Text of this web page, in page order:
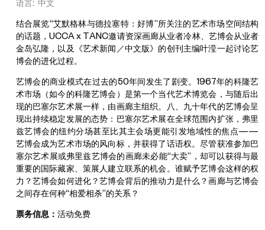
语言: 中文
结合展览“艾默格林与德拉塞特：好博”所关注的艺术市场空间结构
的话题，UCCA x TANC邀请资深画廊从业者冷林、艺博会从业者
金岛弘隆，以及《艺术新闻／中文版》的创刊主编叶滢一起讨论艺
博会的进化过程。
艺博会的商业模式在过去的50年间发生了剧变。1967年的科隆艺
术市场（如今的科隆艺博会）是第一个当代艺术博览会，与随后出
现的巴塞尔艺术展一样，由画廊主组织。八、九十年代的艺博会呈
现出持续稳定发展的态势：巴塞尔艺术展在全球范围内扩张，弗里
兹艺博会的纽约分场甚至比其主会场更能引发地域性的焦点——
艺博会成为艺术市场的风向标，并获得了话语权。尽管获准参加巴
塞尔艺术展或弗里兹艺博会的画廊未必能“大卖”，却可以获得与最
重要的国际藏家、策展人建立联系的机会。谁赋予艺博会这样的权
力？艺博会如何进化？艺博会背后的推动力是什么？画廊与艺博会
之间存在何种“相爱相杀”的关系？
票务信息： 活动免费